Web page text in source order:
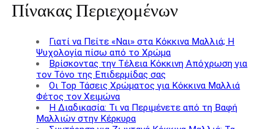
Πίνακας Περιεχομένων
Γιατί να Πείτε «Ναι» στα Κόκκινα Μαλλιά; Η
Ψυχολογία πίσω από το Χρώμα
Βρίσκοντας την Τέλεια Κόκκινη Απόχρωση για
τον Τόνο της Επιδερμίδας σας
Οι Top Τάσεις Χρώματος για Κόκκινα Μαλλιά
Φέτος τον Χειμώνα
Η Διαδικασία: Τι να Περιμένετε από τη Βαφή
Μαλλιών στην Κέρκυρα